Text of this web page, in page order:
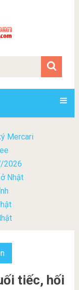
Mercari
2026
Nhật
tiếc, hối